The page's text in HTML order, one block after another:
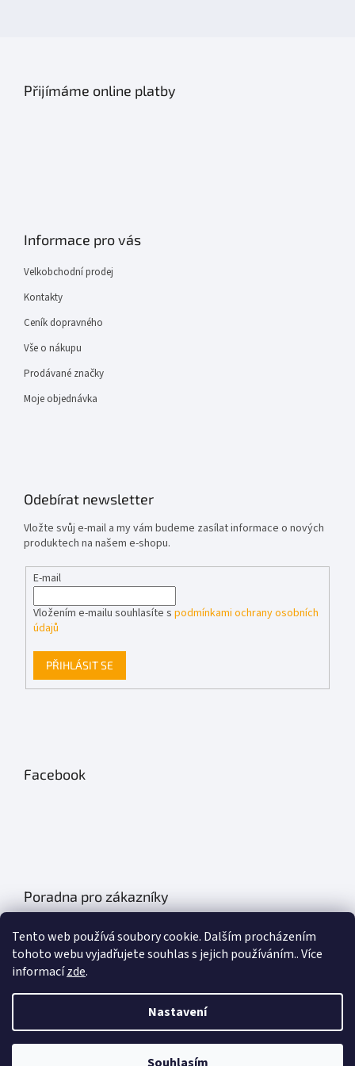
Tento web používá soubory cookie. Dalším procházením
tohoto webu vyjadřujete souhlas s jejich používáním.. Více
informacízde.
Nastavení
Přijímáme online platby
Informace pro vás
Velkobchodní prodej
Kontakty
Ceník dopravného
Vše o nákupu
Prodávané značky
Moje objednávka
Odebírat newsletter
Vložte svůj e-mail a my vám budeme zasílat informace o nových
produktech na našem e-shopu.
E-mail
Vložením e-mailu souhlasíte s podmínkami ochrany osobních
údajů
PŘIHLÁSIT SE
Facebook
Poradna pro zákazníky
Poklice na auto- kryty kol
Plachty na auto
Chladící boxy do auta
Základní informace o olejích